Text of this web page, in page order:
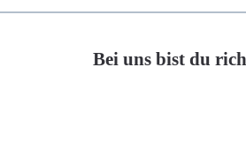
Bei uns bist du